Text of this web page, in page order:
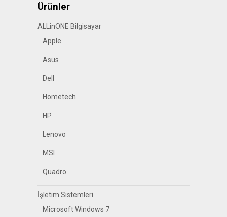
Ürünler
ALLinONE Bilgisayar
Apple
Asus
Dell
Hometech
HP
Lenovo
MSI
Quadro
İşletim Sistemleri
Microsoft Windows 7